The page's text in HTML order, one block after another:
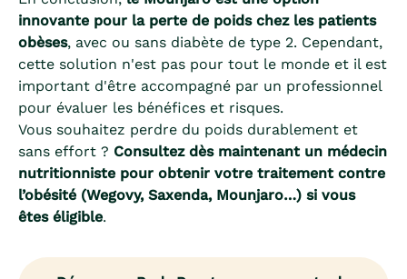
innovante pour la perte de poids chez les patients
obèses, avec ou sans diabète de type 2. Cependant,
cette solution n'est pas pour tout le monde et il est
important d'être accompagné par un professionnel
pour évaluer les bénéfices et risques.
Vous souhaitez perdre du poids durablement et
sans effort ? Consultez dès maintenant un médecin
nutritionniste pour obtenir votre traitement contre
l’obésité (Wegovy, Saxenda, Mounjaro…) si vous
êtes éligible.